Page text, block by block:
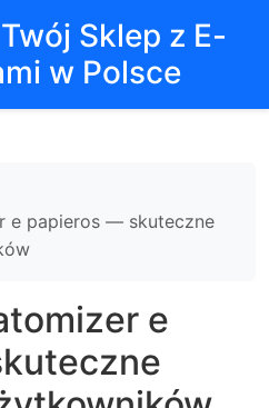
Sklep z E-
w Polsce
e papieros — skuteczne
e